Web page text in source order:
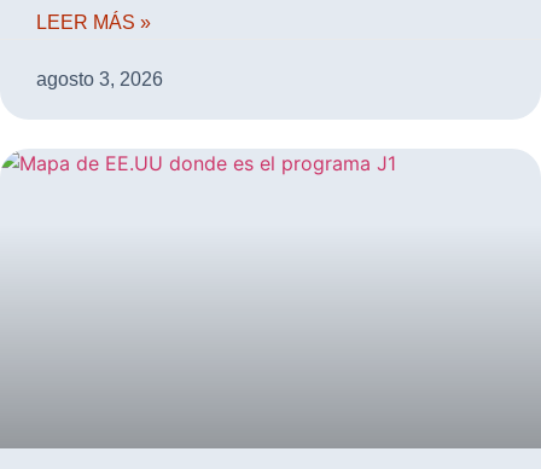
LEER MÁS »
agosto 3, 2026